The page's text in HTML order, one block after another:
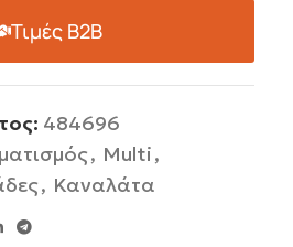
Τιμές B2B
484696
, Multi,
, Καναλάτα